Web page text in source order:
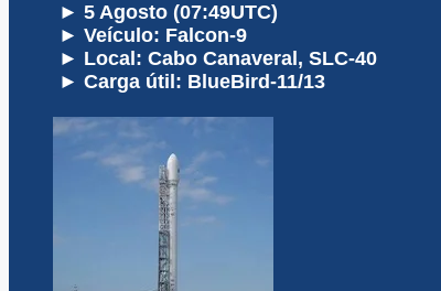
► 5 Agosto (07:49UTC)
► Veículo: Falcon-9
► Local: Cabo Canaveral, SLC-40
► Carga útil: BlueBird-11/13